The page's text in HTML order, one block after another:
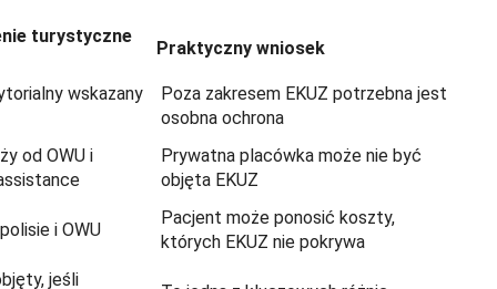
turystyczne
Praktyczny wniosek
wskazany
Poza zakresem EKUZ potrzebna jest
osobna ochrona
od OWU i
Prywatna placówka może nie być
objęta EKUZ
i OWU
Pacjent może ponosić koszty,
których EKUZ nie pokrywa
jeśli